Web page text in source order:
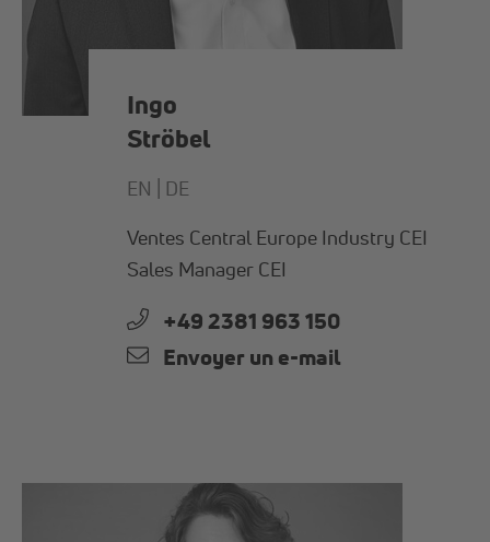
Ingo
Ströbel
EN | DE
Ventes Central Europe Industry CEI
Sales Manager CEI
+49 2381 963 150
Envoyer un e-mail